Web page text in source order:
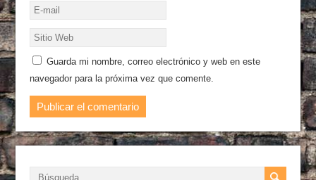
Guarda mi nombre, correo electrónico y web en este
navegador para la próxima vez que comente.